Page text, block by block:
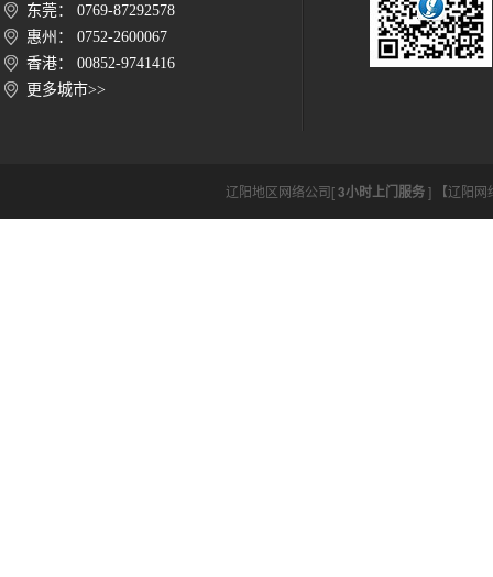
东莞： 0769-87292578
惠州： 0752-2600067
香港： 00852-9741416
更多城市>>
辽阳地区网络公司[3小时上门服务] 【辽阳